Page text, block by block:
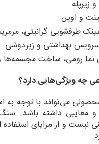
زیرپله
و اوپن
ظرفشویی گرانیتی،
بهداشتی و زیردوشی
رومی، ساخت
چه ویژگی‌هایی دارد؟
می‌تواند با توجه به
و معایبی داشته باشد.
نیست و از مزایای استفاده